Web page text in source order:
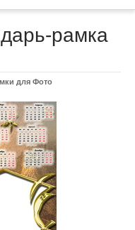
рамка
для Фото